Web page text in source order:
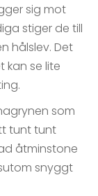
sig mot
stiger de till
hålslev. Det
kan se lite
som
tunt tunt
åtminstone
snyggt